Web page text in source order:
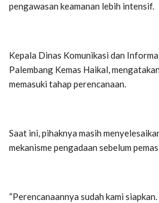
pengawasan keamanan lebih intensif.
Kepala Dinas Komunikasi dan
Palembang Kemas Haikal,
memasuki tahap perencanaan.
Saat ini, pihaknya masih
mekanisme pengadaan sebelum
“Perencanaannya sudah kami